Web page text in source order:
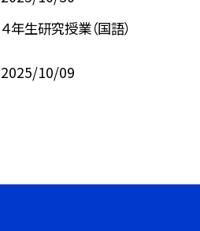
４年生研究授業（国語）
2025/10/09